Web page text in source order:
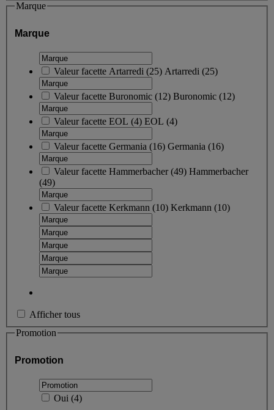
Marque
Marque
Valeur facette Artarredi (25) Artarredi (25)
Valeur facette Buronomic (12) Buronomic (12)
Valeur facette EOL (4) EOL (4)
Valeur facette Germania (16) Germania (16)
Valeur facette Hammerbacher(49) Hammerbacher
(49)
Valeur facette Kerkmann (10) Kerkmann (10)
Afficher tous
Promotion
Promotion
Oui (4)